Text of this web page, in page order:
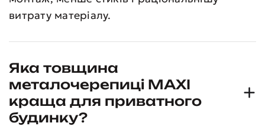
витрату матеріалу.
Яка товщина
металочерепиці MAXI
краща для приватного
будинку?